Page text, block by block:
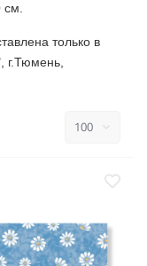
см.
только в
г.Тюмень,